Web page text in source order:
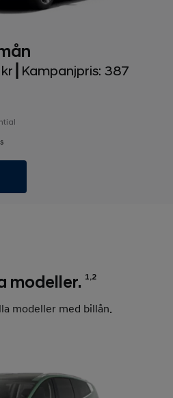
387
modeller. 1,2
modeller med billån.